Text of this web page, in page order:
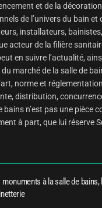
et de la
de l’univers du bain et
installateurs,
acteur de la filière
en suivre l’actualité,
marché de la salle de
norme et
distribution,
bains n’est pas une pièce
à part, que lui réserve
monuments à la salle de